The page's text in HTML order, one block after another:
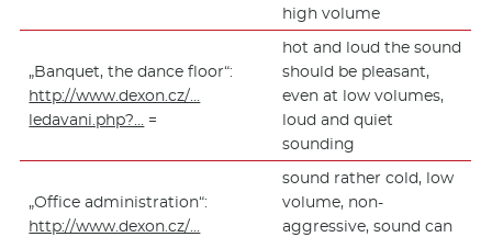
high volume
„Banquet, the dance floor“:
http://www.dexon.cz/…
ledavani.php?… =
hot and loud the sound
should be pleasant,
even at low volumes,
loud and quiet
sounding
„Office administration“:
http://www.dexon.cz/…
sound rather cold, low
volume, non-
aggressive, sound can